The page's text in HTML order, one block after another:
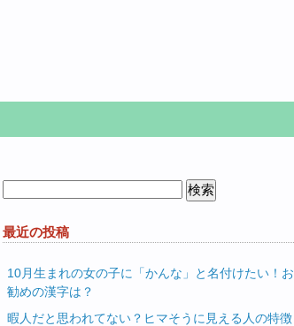
最近の投稿
10月生まれの女の子に「かんな」と名付けたい！お
勧めの漢字は？
暇人だと思われてない？ヒマそうに見える人の特徴